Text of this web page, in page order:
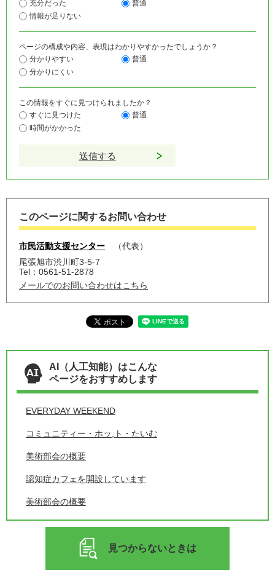
充分だった
普通
情報が足りない
ページの構成や内容、表現はわかりやすかったでしょうか？
分かりやすい
普通
分かりにくい
この情報をすぐに見つけられましたか？
すぐに見つけた
普通
時間がかかった
このページに関するお問い合わせ
市民活動支援センター
代表
尾張旭市渋川町3-5-7
Tel：0561-51-2878
メールでのお問い合わせはこちら
AI（人工知能）はこんな
ページをおすすめします
EVERYDAY WEEKEND
コミュニティー・ホッ,ト・たいむ
美術部会の概要
認知症カフェを開設しています
美術部会の概要
見つからないときは